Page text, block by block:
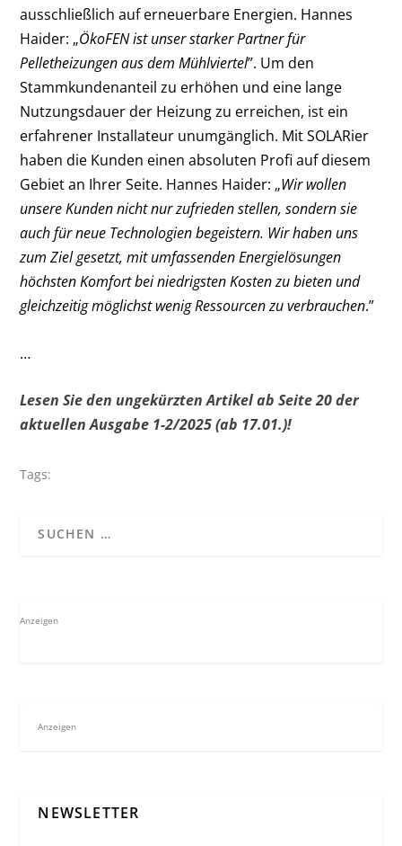
ausschließlich auf erneuerbare Energien. Hannes
Haider: „ÖkoFEN ist unser starker Partner für
Pelletheizungen aus dem Mühlviertel”. Um den
Stammkundenanteil zu erhöhen und eine lange
Nutzungsdauer der Heizung zu erreichen, ist ein
erfahrener Installateur unumgänglich. Mit SOLARier
haben die Kunden einen absoluten Profi auf diesem
Gebiet an Ihrer Seite. Hannes Haider: „Wir wollen
unsere Kunden nicht nur zufrieden stellen, sondern sie
auch für neue Technologien begeistern. Wir haben uns
zum Ziel gesetzt, mit umfassenden Energielösungen
höchsten Komfort bei niedrigsten Kosten zu bieten und
gleichzeitig möglichst wenig Ressourcen zu verbrauchen.”
…
Lesen Sie den ungekürzten Artikel ab Seite 20 der
aktuellen Ausgabe 1-2/2025 (ab 17.01.)!
Tags:
Anzeigen
Anzeigen
NEWSLETTER